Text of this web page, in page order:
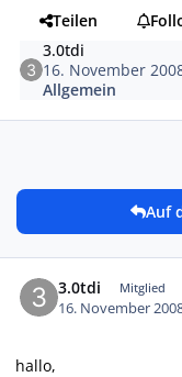
Teilen
3.0tdi
16. November
Allgemein
Auf
3.0tdi Mitglied
16. November
hallo,